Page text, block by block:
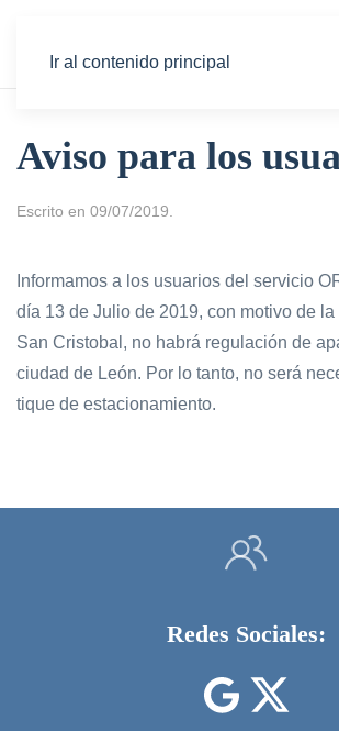
Ir al contenido principal
Aviso para los
Escrito en 09/07/2019
Informamos a los usuarios del servicio
día 13 de Julio de 2019, con motivo de
San Cristobal, no habrá regulación de
ciudad de León. Por lo tanto, no será
tique de estacionamiento.
Redes Sociales: